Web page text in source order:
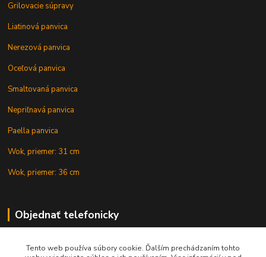
Grilovacie súpravy
Liatinová panvica
Nerezová panvica
Oceľová panvica
Smaltovaná panvica
Nepriľnavá panvica
Paella panvica
Wok, priemer: 31 cm
Wok, priemer: 36 cm
Objednať telefonicky
+421 902 212 007
Tento web používa súbory cookie. Ďalším prechádzaním tohto